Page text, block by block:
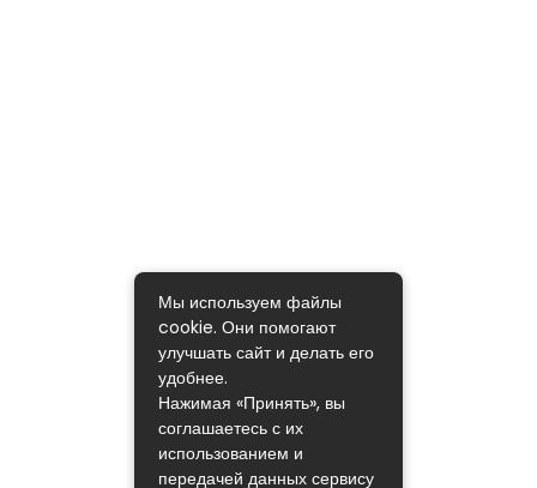
Мы используем файлы
cookie. Они помогают
улучшать сайт и делать его
удобнее.
Нажимая «Принять», вы
соглашаетесь с их
использованием и
передачей данных сервису